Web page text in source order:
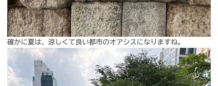
確かに夏は、涼しくて良い都市のオアシスになりますね。